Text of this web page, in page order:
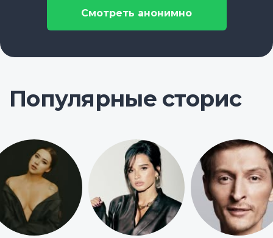
Смотреть анонимно
Популярные сторис